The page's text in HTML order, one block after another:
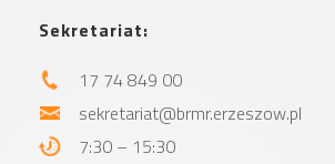
Sekretariat:
17 74 849 00
sekretariat@brmr.erzeszow.pl
7:30 – 15:30